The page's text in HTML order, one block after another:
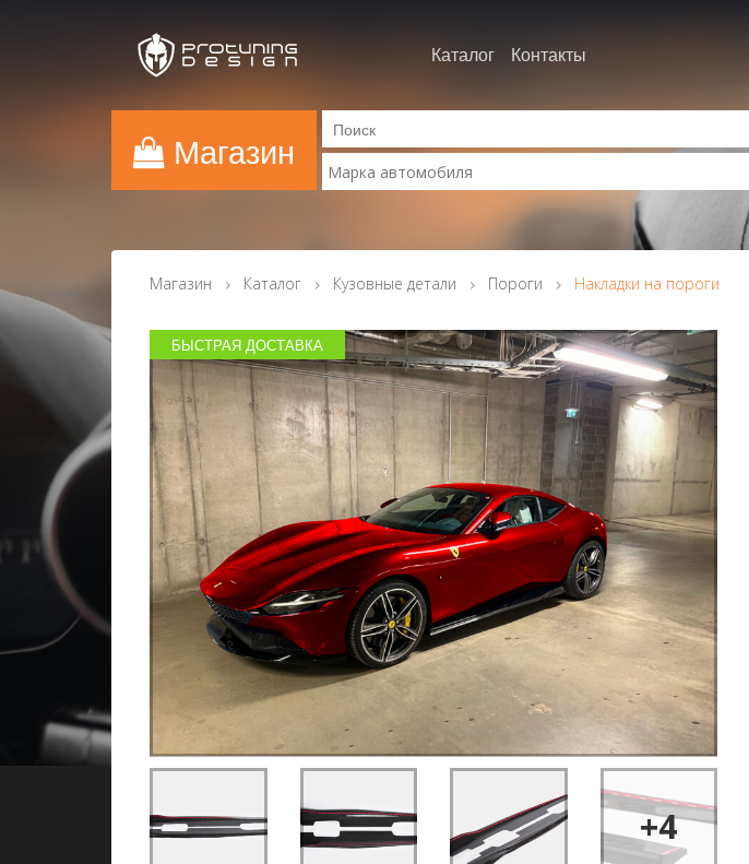
Каталог Контакты
Магазин
Магазин Каталог Кузовные детали Пороги Накладки на пороги
БЫСТРАЯ ДОСТАВКА
+4